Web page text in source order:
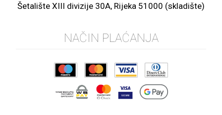
Šetalište XIII divizije 30A, Rijeka 51000 (skladište)
NAČIN PLAĆANJA